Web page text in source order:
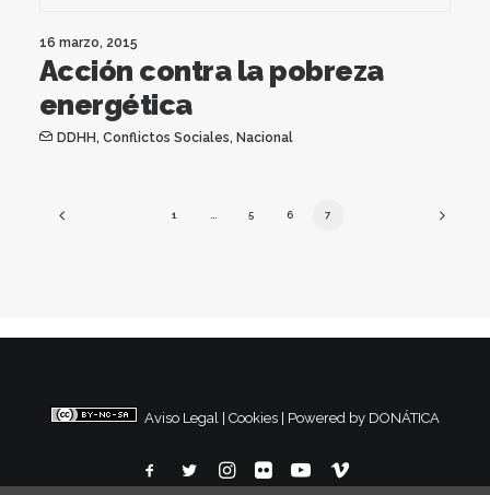
16 marzo, 2015
Acción contra la pobreza
energética
DDHH, Conflictos Sociales, Nacional
1 5 6 7
Aviso Legal Cookies Powered by DONÁTICA